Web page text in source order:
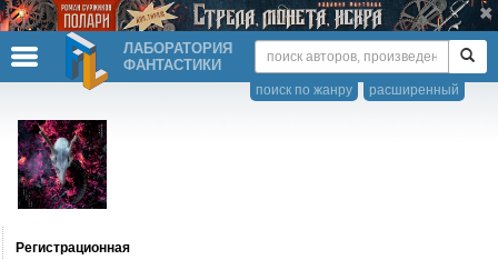
ЛАБОРАТОРИЯ
ФАНТАСТИКИ
расширенный
поиск по жанру
Регистрационная